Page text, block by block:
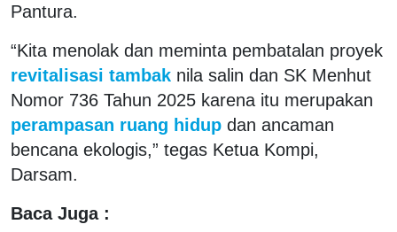
Pantura.
“Kita menolak dan meminta pembatalan proyek
revitalisasi tambak nila salin dan SK Menhut
Nomor 736 Tahun 2025 karena itu merupakan
perampasan ruang hidup dan ancaman
bencana ekologis,” tegas Ketua Kompi,
Darsam.
Baca Juga :